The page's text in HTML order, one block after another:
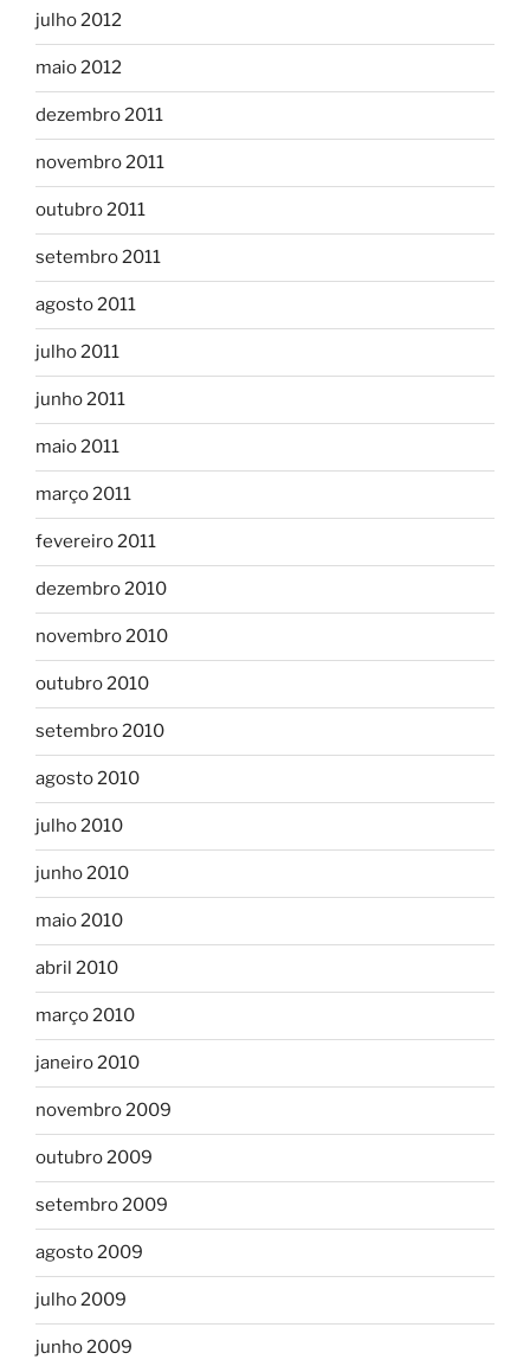
julho 2012
maio 2012
dezembro 2011
novembro 2011
outubro 2011
setembro 2011
agosto 2011
julho 2011
junho 2011
maio 2011
março 2011
fevereiro 2011
dezembro 2010
novembro 2010
outubro 2010
setembro 2010
agosto 2010
julho 2010
junho 2010
maio 2010
abril 2010
março 2010
janeiro 2010
novembro 2009
outubro 2009
setembro 2009
agosto 2009
julho 2009
junho 2009